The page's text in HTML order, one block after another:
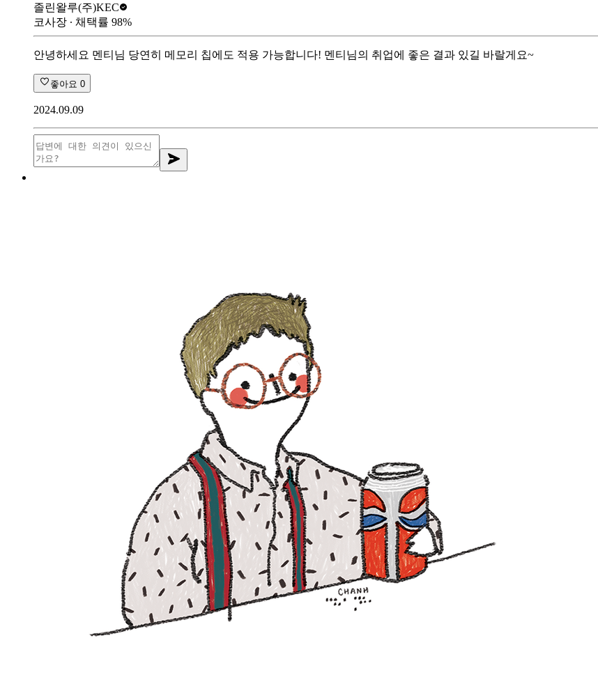
졸린왈루(주)KEC
코사장 ∙ 채택률 98%
안녕하세요 멘티님 당연히 메모리 칩에도 적용 가능합니다! 멘티님의 취업에 좋은 결과 있길 바랄게요~
좋아요 0
2024.09.09